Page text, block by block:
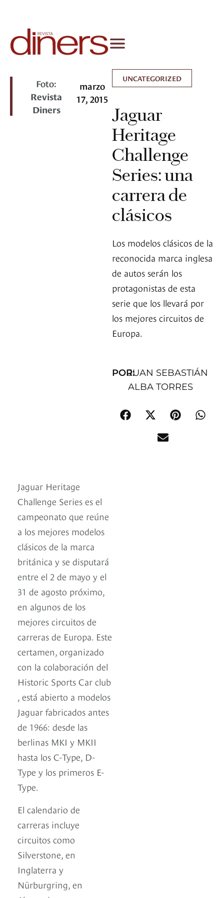
Foto:
Revista
Diners
marzo
17, 2015
UNCATEGORIZED
Jaguar
Heritage
Challenge
Series: una
carrera de
clásicos
Los modelos clásicos de la
reconocida marca inglesa
de autos serán los
protagonistas de esta
serie que los llevará por
los mejores circuitos de
Europa.
POR:JUAN SEBASTIÁN
ALBA TORRES
Jaguar Heritage
Challenge Series es el
campeonato que reúne
a los mejores modelos
clásicos de la marca
británica y se disputará
entre el 2 de mayo y el
31 de agosto próximo,
en algunos de los
mejores circuitos de
carreras de Europa. Este
certamen, organizado
con la colaboración del
Historic Sports Car club
, está abierto a modelos
Jaguar fabricados antes
de 1966: desde las
berlinas MKI y MKII
hasta los C-Type, D-
Type y los primeros E-
Type.
El calendario de
carreras incluye
circuitos como
Silverstone, en
Inglaterra y
Nürburgring, en